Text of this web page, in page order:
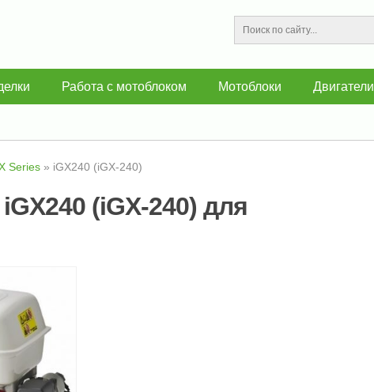
Работа с мотоблоком Мотоблоки Двигатели
Series » iGX240 (iGX-240)
(iGX-240) для